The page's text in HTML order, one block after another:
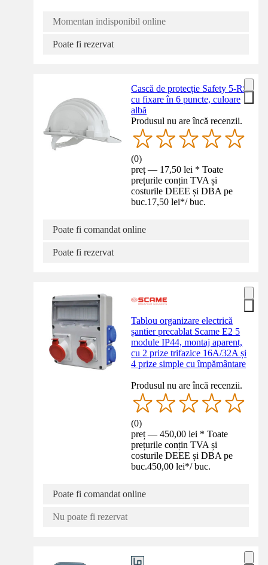
Momentan indisponibil online
Poate fi rezervat
Cască de protecție Safety 5-RS
cu fixare în 6 puncte, culoare
albă
Produsul nu are încă recenzii.
(0)
preț — 17,50 lei * Toate
prețurile conțin TVA și
costurile DEEE și DBA pe
buc.17,50 lei*/ buc.
Poate fi comandat online
Poate fi rezervat
Tablou organizare electrică
șantier precablat Scame E2 5
module IP44, montaj aparent,
cu 2 prize trifazice 16A/32A și
4 prize simple cu împământare
Produsul nu are încă recenzii.
(0)
preț — 450,00 lei * Toate
prețurile conțin TVA și
costurile DEEE și DBA pe
buc.450,00 lei*/ buc.
Poate fi comandat online
Nu poate fi rezervat